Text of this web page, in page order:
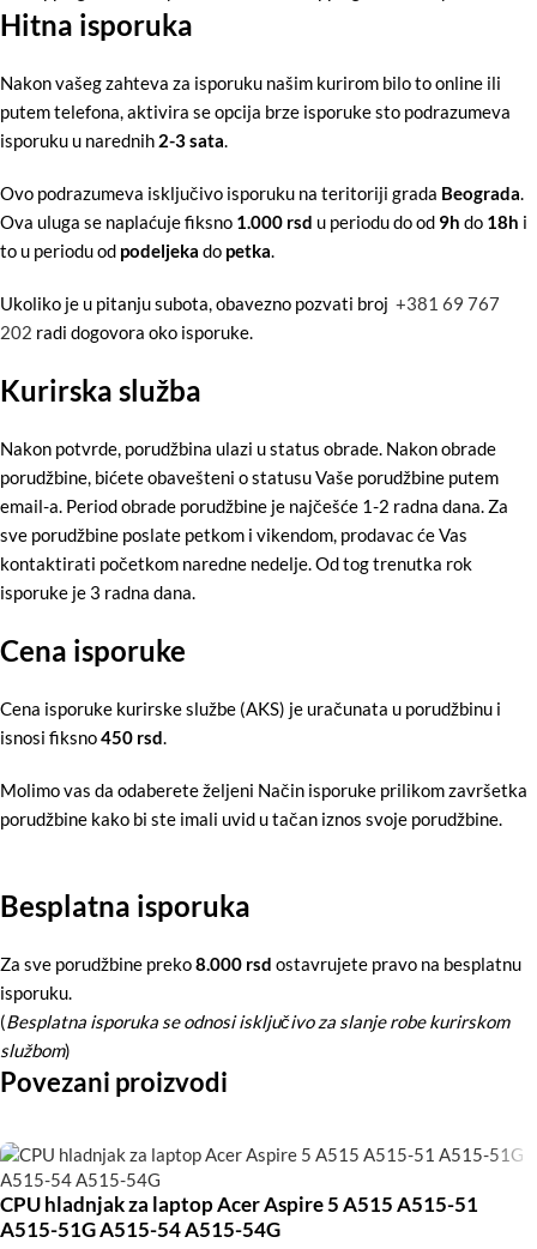
Hitna isporuka
Nakon vašeg zahteva za isporuku našim kurirom bilo to online ili
putem telefona, aktivira se opcija brze isporuke sto podrazumeva
isporuku u narednih 2-3 sata.
Ovo podrazumeva isključivo isporuku na teritoriji grada Beograda.
Ova uluga se naplaćuje fiksno 1.000 rsd u periodu do od 9h do 18h i
to u periodu od podeljeka do petka.
Ukoliko je u pitanju subota, obavezno pozvati broj +381 69 767
202 radi dogovora oko isporuke.
Kurirska služba
Nakon potvrde, porudžbina ulazi u status obrade. Nakon obrade
porudžbine, bićete obavešteni o statusu Vaše porudžbine putem
email-a. Period obrade porudžbine je najčešće 1-2 radna dana. Za
sve porudžbine poslate petkom i vikendom, prodavac će Vas
kontaktirati početkom naredne nedelje. Od tog trenutka rok
isporuke je 3 radna dana.
Cena isporuke
Cena isporuke kurirske službe (AKS) je uračunata u porudžbinu i
isnosi fiksno450 rsd.
Molimo vas da odaberete željeni Način isporuke prilikom završetka
porudžbine kako bi ste imali uvid u tačan iznos svoje porudžbine.
Besplatna isporuka
Za sve porudžbine preko8.000 rsd ostavrujete pravo na besplatnu
isporuku.
(Besplatna isporuka se odnosi isključivo za slanje robe kurirskom
službom)
Povezani proizvodi
CPU hladnjak za laptop Acer Aspire 5 A515 A515-51
A515-51G A515-54 A515-54G